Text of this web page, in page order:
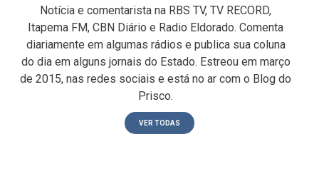
Notícia e comentarista na RBS TV, TV RECORD,
Itapema FM, CBN Diário e Radio Eldorado. Comenta
diariamente em algumas rádios e publica sua coluna
do dia em alguns jornais do Estado. Estreou em março
de 2015, nas redes sociais e está no ar com o Blog do
Prisco.
VER TODAS